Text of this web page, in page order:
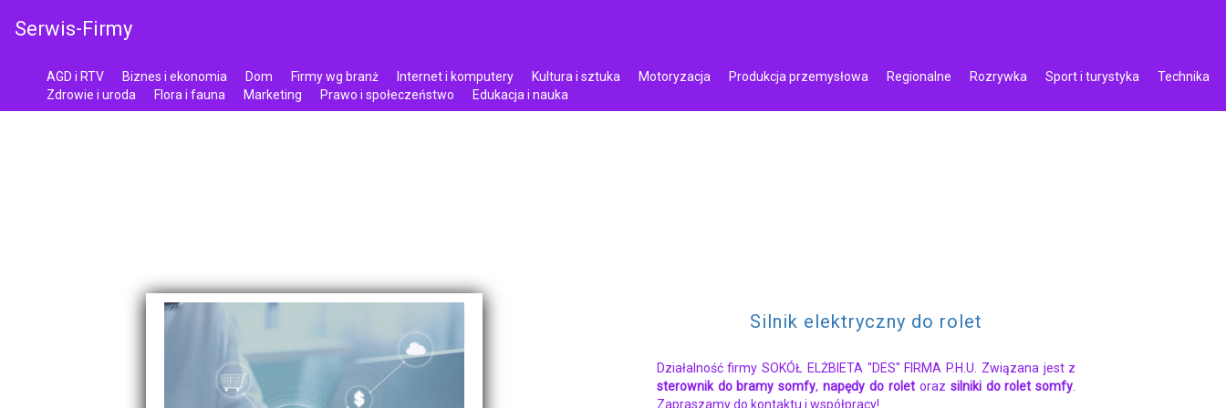
Serwis-Firmy
AGD i RTV Biznes i ekonomia Dom Firmy wg branż Internet i komputery Kultura i sztuka Motoryzacja Produkcja przemysłowa Regionalne Rozrywka Sport i turystyka
Technika
Zdrowie i uroda
Flora i fauna Marketing Prawo i społeczeństwo Edukacja i nauka
Silnik elektryczny do rolet
Działalność firmy SOKÓŁ ELŻBIETA "DES" FIRMA P.H.U. Związana jest z
sterownik do bramy somfy,napędy do roletoraz silniki do rolet somfy
Zapraszamy do kontaktu i współpracy!